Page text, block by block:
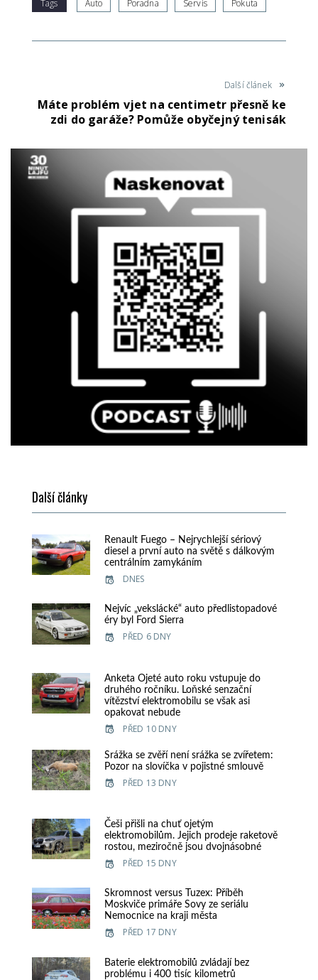
Tags Auto Poradna Servis Pokuta
Další článek
Máte problém vjet na centimetr přesně ke
zdi do garáže? Pomůže obyčejný tenisák
Další články
Renault Fuego – Nejrychlejší sériový
diesel a první auto na světě s dálkovým
centrálním zamykáním
DNES
Nejvíc „vekslácké“ auto předlistopadové
éry byl Ford Sierra
PŘED 6 DNY
Anketa Ojeté auto roku vstupuje do
druhého ročníku. Loňské senzační
vítězství elektromobilu se však asi
opakovat nebude
PŘED 10 DNY
Srážka se zvěří není srážka se zvířetem:
Pozor na slovíčka v pojistné smlouvě
PŘED 13 DNY
Češi přišli na chuť ojetým
elektromobilům. Jejich prodeje raketově
rostou, meziročně jsou dvojnásobné
PŘED 15 DNY
Skromnost versus Tuzex: Příběh
Moskviče primáře Sovy ze seriálu
Nemocnice na kraji města
PŘED 17 DNY
Baterie elektromobilů zvládají bez
problému i 400 tisíc kilometrů